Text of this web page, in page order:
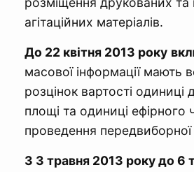
агітаційних матеріалів.
До 22 квітня 2013 року
масової інформації мають
розцінок вартості одиниці
площі та одиниці ефірного
проведення передвиборної
З 3 травня 2013 року до 6